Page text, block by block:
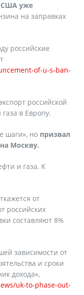
США уже
на заправках
российские
of-u-s-ban-
российской
в Европу.
шаги», но призвал
Москву.
и газа. К
от
российских
составляют 8%
зависимости от
и сроки
дохода»,
uk-to-phase-out-